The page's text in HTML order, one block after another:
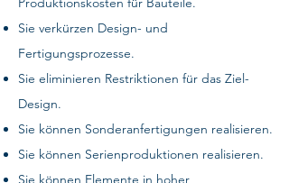
Sie verkürzen Design- und
Fertigungsprozesse.
Sie eliminieren Restriktionen für das Ziel-
Design.
Sie können Sonderanfertigungen realisieren.
Sie können Serienproduktionen realisieren.
Sie können Elemente in hoher